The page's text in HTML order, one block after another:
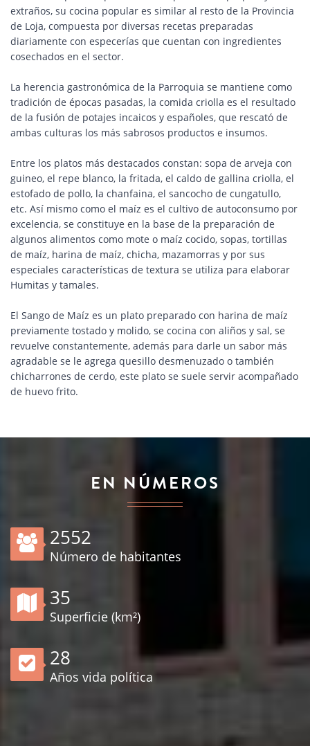
extraños, su cocina popular es similar al resto de la Provincia
de Loja, compuesta por diversas recetas preparadas
diariamente con especerías que cuentan con ingredientes
cosechados en el sector.
La herencia gastronómica de la Parroquia se mantiene como
tradición de épocas pasadas, la comida criolla es el resultado
de la fusión de potajes incaicos y españoles, que rescató de
ambas culturas los más sabrosos productos e insumos.
Entre los platos más destacados constan: sopa de arveja con
guineo, el repe blanco, la fritada, el caldo de gallina criolla, el
estofado de pollo, la chanfaina, el sancocho de cungatullo,
etc. Así mismo como el maíz es el cultivo de autoconsumo por
excelencia, se constituye en la base de la preparación de
algunos alimentos como mote o maíz cocido, sopas, tortillas
de maíz, harina de maíz, chicha, mazamorras y por sus
especiales características de textura se utiliza para elaborar
Humitas y tamales.
El Sango de Maíz es un plato preparado con harina de maíz
previamente tostado y molido, se cocina con aliños y sal, se
revuelve constantemente, además para darle un sabor más
agradable se le agrega quesillo desmenuzado o también
chicharrones de cerdo, este plato se suele servir acompañado
de huevo frito.
EN NÚMEROS
3000
Número de habitantes
41
Superficie (km²)
34
Años vida política